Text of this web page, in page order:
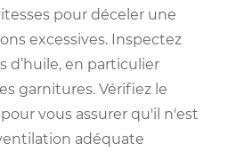
pour déceler une
excessives. Inspectez
d’huile, en particulier
garnitures. Vérifiez le
vous assurer qu'il n'est
adéquate